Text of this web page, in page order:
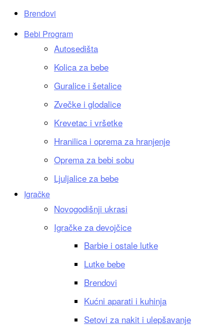
Brendovi
Bebi Program
Autosedišta
Kolica za bebe
Guralice i šetalice
Zvečke i glodalice
Krevetac i vršetke
Hranilica i oprema za hranjenje
Oprema za bebi sobu
Ljuljalice za bebe
Igračke
Novogodišnji ukrasi
Igračke za devojčice
Barbie i ostale lutke
Lutke bebe
Brendovi
Kućni aparati i kuhinja
Setovi za nakit i ulepšavanje